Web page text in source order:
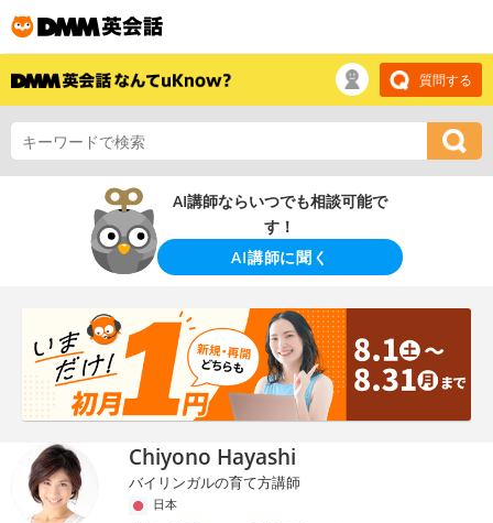
質問する
AI講師ならいつでも相談可能で
す！
AI講師に聞く
Chiyono Hayashi
バイリンガルの育て方講師
日本